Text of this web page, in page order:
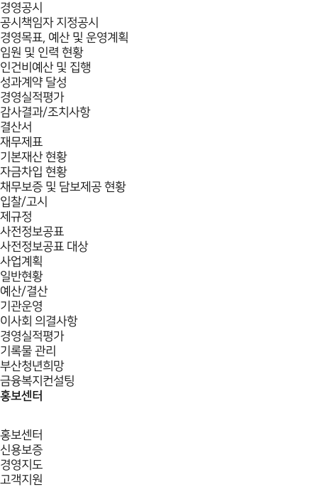
경영공시
공시책임자 지정공시
경영목표, 예산 및 운영계획
임원 및 인력 현황
인건비예산 및 집행
성과계약 달성
경영실적평가
감사결과/조치사항
결산서
재무제표
기본재산 현황
자금차입 현황
채무보증 및 담보제공 현황
입찰/고시
제규정
사전정보공표
사전정보공표 대상
사업계획
일반현황
예산/결산
기관운영
이사회 의결사항
경영실적평가
기록물 관리
부산청년희망
금융복지컨설팅
홍보센터
홍보센터
신용보증
경영지도
고객지원